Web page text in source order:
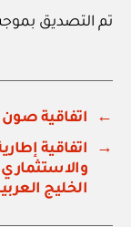
تم التصديق
←
اتفاقية صون
→
اتفاقية
الخليج